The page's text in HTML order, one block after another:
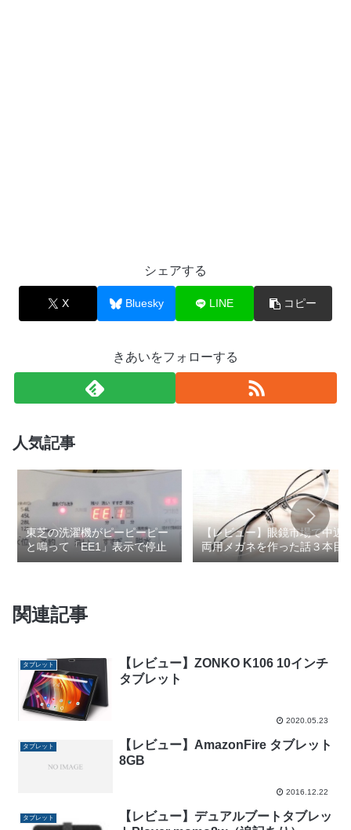
シェアする
X Bluesky LINE コピー
きあいをフォローする
人気記事
東芝の洗濯機がピーピーピー
と鳴って「EE1」表示で停止
【レビュー】眼鏡市場で中近
両用メガネを作った話３本目
関連記事
タブレット
【レビュー】ZONKO K106 10インチ
タブレット
2020.05.23
タブレット
【レビュー】AmazonFire タブレット
8GB
2016.12.22
タブレット
【レビュー】デュアルブートタブレッ